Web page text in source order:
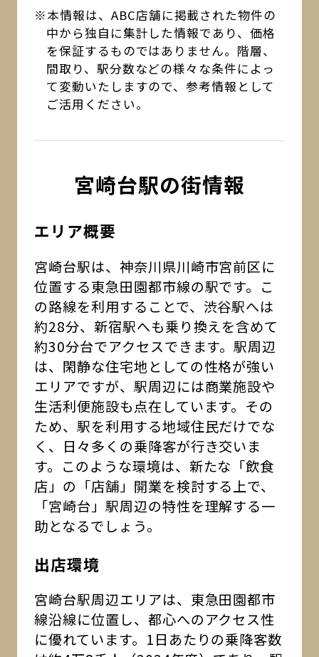
※本情報は、ABC店舗に掲載された物件の
中から独自に集計した情報であり、価格
を保証するものではありません。階層、
間取り、駅分数などの様々な条件によっ
て変動いたしますので、参考情報として
ご活用ください。
宮崎台駅の街情報
エリア概要
宮崎台駅は、神奈川県川崎市宮前区に
位置する東急田園都市線の駅です。こ
の路線を利用することで、渋谷駅へは
約28分、新宿駅へも乗り換えを含めて
約30分台でアクセスできます。駅周辺
は、閑静な住宅地としての性格が強い
エリアですが、駅周辺には商業施設や
生活利便施設も点在しています。その
ため、駅を利用する地域住民だけでな
く、日々多くの乗降客が行き交いま
す。このような環境は、新たな「飲食
店」の「店舗」開業を検討する上で、
「宮崎台」駅周辺の特性を理解する一
助となるでしょう。
出店環境
宮崎台駅周辺エリアは、東急田園都市
線沿線に位置し、都心へのアクセス性
に優れています。1日あたりの乗降客数